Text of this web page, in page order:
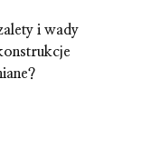
zalety i wady